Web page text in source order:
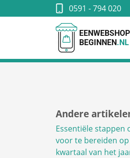
0591 - 794 020
EENWEBSHOP
BEGINNEN.NL
Andere
Essentiële stappen
voor te bereiden
kwartaal van het